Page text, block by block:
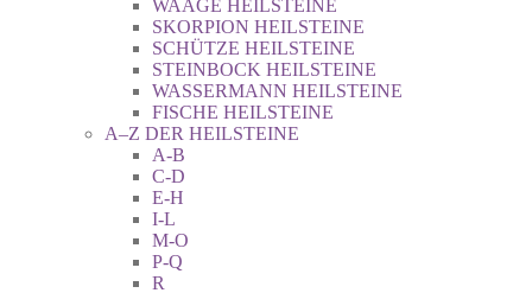
WAAGE HEILSTEINE
SKORPION HEILSTEINE
SCHÜTZE HEILSTEINE
STEINBOCK HEILSTEINE
WASSERMANN HEILSTEINE
FISCHE HEILSTEINE
A–Z DER HEILSTEINE
A-B
C-D
E-H
I-L
M-O
P-Q
R